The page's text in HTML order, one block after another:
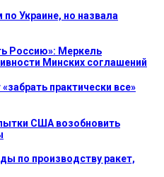
Украине, но назвала
Россию»: Меркель
Минских соглашений
практически все»
США возобновить
по производству ракет,